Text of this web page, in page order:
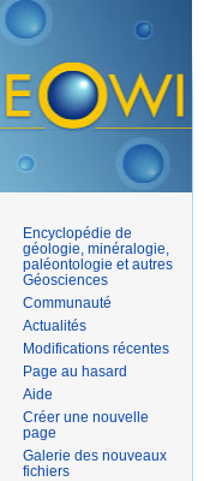
Encyclopédie de
géologie, minéralogie,
paléontologie et autres
Géosciences
Communauté
Actualités
Modifications récentes
Page au hasard
Aide
Créer une nouvelle
page
Galerie des nouveaux
fichiers